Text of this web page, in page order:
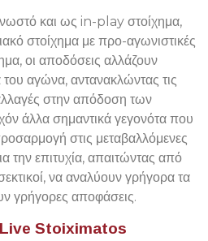
και ως in-play στοίχημα,
στοίχημα με προ-αγωνιστικές
οι αποδόσεις αλλάζουν
του αγώνα, αντανακλώντας τις
στην απόδοση των
άλλα σημαντικά γεγονότα που
στις μεταβαλλόμενες
την επιτυχία, απαιτώντας από
να αναλύουν γρήγορα τα
γρήγορες αποφάσεις.
Live Stoiximatos